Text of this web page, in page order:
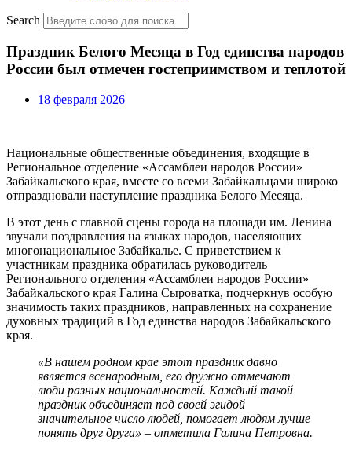
Search
Праздник Белого Месяца в Год единства народов
России был отмечен гостеприимством и теплотой
18 февраля 2026
Национальные общественные объединения, входящие в
Региональное отделение «Ассамблеи народов России»
Забайкальского края, вместе со всеми Забайкальцами широко
отпраздновали наступление праздника Белого Месяца.
В этот день с главной сцены города на площади им. Ленина
звучали поздравления на языках народов, населяющих
многонациональное Забайкалье. С приветствием к
участникам праздника обратилась руководитель
Регионального отделения «Ассамблеи народов России»
Забайкальского края Галина Сыроватка, подчеркнув особую
значимость таких праздников, направленных на сохранение
духовных традиций в Год единства народов Забайкальского
края.
«В нашем родном крае этот праздник давно
является всенародным, его дружно отмечают
люди разных национальностей. Каждый такой
праздник объединяет под своей эгидой
значительное число людей, помогает людям лучше
понять друг друга» – отметила Галина Петровна.